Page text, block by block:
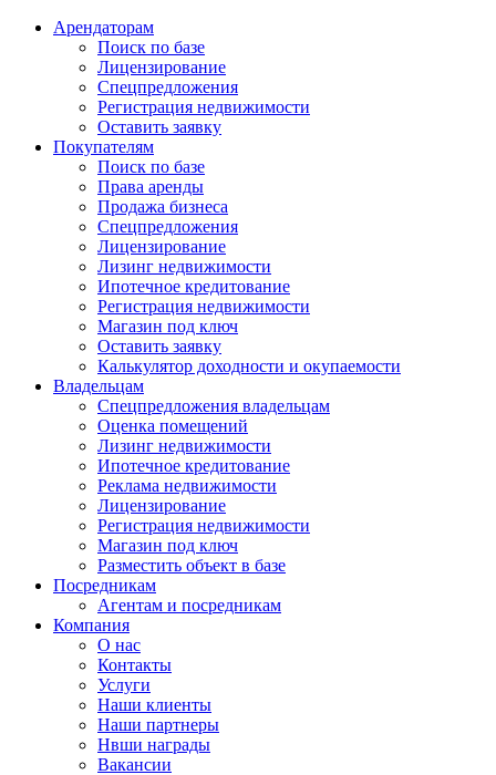
Арендаторам
Поиск по базе
Лицензирование
Спецпредложения
Регистрация недвижимости
Оставить заявку
Покупателям
Поиск по базе
Права аренды
Продажа бизнеса
Спецпредложения
Лицензирование
Лизинг недвижимости
Ипотечное кредитование
Регистрация недвижимости
Магазин под ключ
Оставить заявку
Калькулятор доходности и окупаемости
Владельцам
Спецпредложения владельцам
Оценка помещений
Лизинг недвижимости
Ипотечное кредитование
Реклама недвижимости
Лицензирование
Регистрация недвижимости
Магазин под ключ
Разместить объект в базе
Посредникам
Агентам и посредникам
Компания
О нас
Контакты
Услуги
Наши клиенты
Наши партнеры
Нвши награды
Вакансии